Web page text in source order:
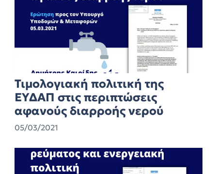
Τιμολογιακή πολιτική της
ΕΥΔΑΠ στις περιπτώσεις
αφανούς διαρροής νερού
05/03/2021